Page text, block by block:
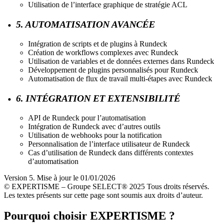
Utilisation de l’interface graphique de stratégie ACL
5. AUTOMATISATION AVANCÉE
Intégration de scripts et de plugins à Rundeck
Création de workflows complexes avec Rundeck
Utilisation de variables et de données externes dans Rundeck
Développement de plugins personnalisés pour Rundeck
Automatisation de flux de travail multi-étapes avec Rundeck
6. INTÉGRATION ET EXTENSIBILITÉ
API de Rundeck pour l’automatisation
Intégration de Rundeck avec d’autres outils
Utilisation de webhooks pour la notification
Personnalisation de l’interface utilisateur de Rundeck
Cas d’utilisation de Rundeck dans différents contextes
d’automatisation
Version 5. Mise à jour le 01/01/2026
© EXPERTISME – Groupe SELECT® 2025 Tous droits réservés.
Les textes présents sur cette page sont soumis aux droits d’auteur.
Pourquoi choisir EXPERTISME ?